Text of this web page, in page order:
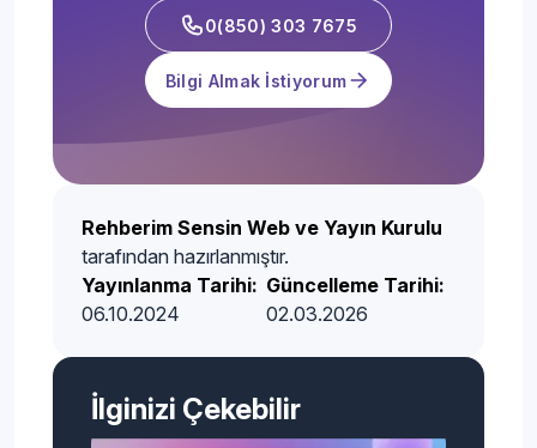
0(850) 303 7675
Bilgi Almak İstiyorum
Rehberim Sensin Web ve Yayın Kurulu
tarafından hazırlanmıştır.
Yayınlanma Tarihi:
06.10.2024
Güncelleme Tarihi:
02.03.2026
İlginizi Çekebilir